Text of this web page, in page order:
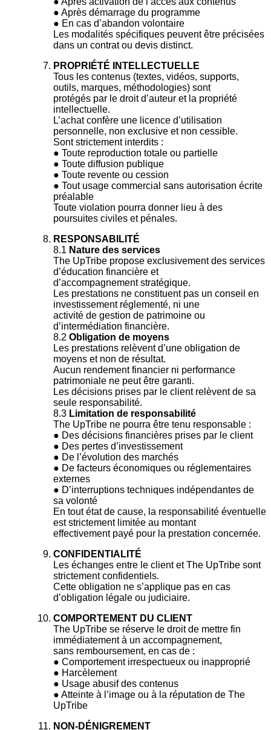
● Après démarrage du programme
● En cas d’abandon volontaire
Les modalités spécifiques peuvent être précisées
dans un contrat ou devis distinct.
PROPRIÉTÉ INTELLECTUELLE
Tous les contenus (textes, vidéos, supports,
outils, marques, méthodologies) sont
protégés par le droit d’auteur et la propriété
intellectuelle.
L’achat confère une licence d’utilisation
personnelle, non exclusive et non cessible.
Sont strictement interdits :
● Toute reproduction totale ou partielle
● Toute diffusion publique
● Toute revente ou cession
● Tout usage commercial sans autorisation écrite
préalable
Toute violation pourra donner lieu à des
poursuites civiles et pénales.
RESPONSABILITÉ
8.1 Nature des services
The UpTribe propose exclusivement des services
d’éducation financière et
d’accompagnement stratégique.
Les prestations ne constituent pas un conseil en
investissement réglementé, ni une
activité de gestion de patrimoine ou
d’intermédiation financière.
8.2 Obligation de moyens
Les prestations relèvent d’une obligation de
moyens et non de résultat.
Aucun rendement financier ni performance
patrimoniale ne peut être garanti.
Les décisions prises par le client relèvent de sa
seule responsabilité.
8.3 Limitation de responsabilité
The UpTribe ne pourra être tenu responsable :
● Des décisions financières prises par le client
● Des pertes d’investissement
● De l’évolution des marchés
● De facteurs économiques ou réglementaires
externes
● D’interruptions techniques indépendantes de
sa volonté
En tout état de cause, la responsabilité éventuelle
est strictement limitée au montant
effectivement payé pour la prestation concernée.
CONFIDENTIALITÉ
Les échanges entre le client et The UpTribe sont
strictement confidentiels.
Cette obligation ne s’applique pas en cas
d’obligation légale ou judiciaire.
COMPORTEMENT DU CLIENT
The UpTribe se réserve le droit de mettre fin
immédiatement à un accompagnement,
sans remboursement, en cas de :
● Comportement irrespectueux ou inapproprié
● Harcèlement
● Usage abusif des contenus
● Atteinte à l’image ou à la réputation de The
UpTribe
NON-DÉNIGREMENT